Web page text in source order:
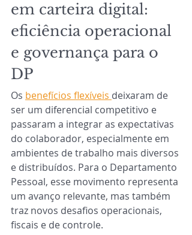
em carteira digital:
eficiência operacional
e governança para o
DP
Os benefícios flexíveis deixaram de
ser um diferencial competitivo e
passaram a integrar as expectativas
do colaborador, especialmente em
ambientes de trabalho mais diversos
e distribuídos. Para o Departamento
Pessoal, esse movimento representa
um avanço relevante, mas também
traz novos desafios operacionais,
fiscais e de controle.